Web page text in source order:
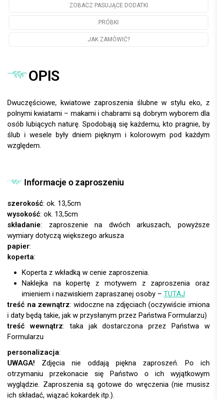
ZOBACZ PASUJĄCE DODATKI
PRÓBKI
JAK ZAMÓWIĆ?
OPIS
Dwuczęściowe, kwiatowe zaproszenia ślubne w stylu eko, z
polnymi kwiatami – makami i chabrami są dobrym wyborem dla
osób lubiących naturę. Spodobają się każdemu, kto pragnie, by
ślub i wesele były dniem pięknym i kolorowym pod każdym
względem.
Informacje o zaproszeniu
szerokość: ok. 13,5cm
wysokość: ok. 13,5cm
składanie: zaproszenie na dwóch arkuszach, powyższe
wymiary dotyczą większego arkusza
papier:
koperta:
Koperta z wkładką w cenie zaproszenia.
Naklejka na kopertę z motywem z zaproszenia oraz
imieniem i nazwiskiem zapraszanej osoby – TUTAJ
treść na zewnątrz: widoczne na zdjęciach (oczywiście imiona
i daty będą takie, jak w przysłanym przez Państwa Formularzu)
treść wewnątrz: taka jak dostarczona przez Państwa w
Formularzu
personalizacja:
UWAGA!